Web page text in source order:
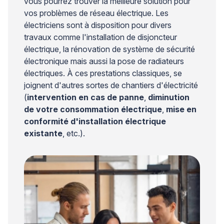
vos problèmes de réseau électrique. Les
électriciens sont à disposition pour divers
travaux comme l'installation de disjoncteur
électrique, la rénovation de système de sécurité
électronique mais aussi la pose de radiateurs
électriques. À ces prestations classiques, se
joignent d'autres sortes de chantiers d'électricité
(intervention en cas de panne, diminution
de votre consommation électrique, mise en
conformité d'installation électrique
existante, etc.).